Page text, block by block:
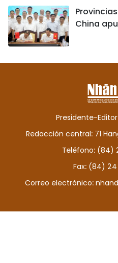
China
Presidente-
Redacción central: 71
Teléfono: (84)
Fax: (84) 24
Correo electrónico: